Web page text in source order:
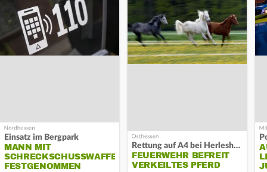
Einsatz im Bergpark
MANN MIT
SCHRECKSCHUSSWAFFE
FESTGENOMMEN
Rettung auf A4 bei Herleshausen
FEUERWEHR BEFREIT
VERKEILTES PFERD